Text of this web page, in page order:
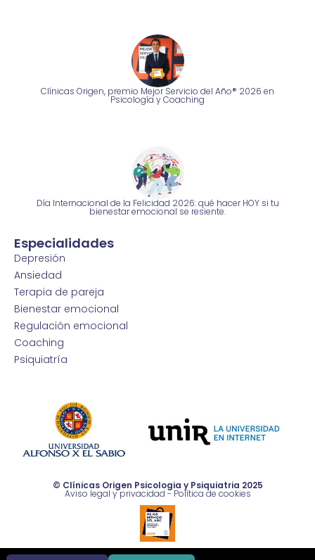
Clínicas Origen, premio Mejor Servicio del Año® 2026 en
Psicología y Coaching
Día Internacional de la Felicidad 2026: qué hacer HOY si tu
bienestar emocional se resiente.
Especialidades
Depresión
Ansiedad
Terapia de pareja
Bienestar emocional
Regulación emocional
Coaching
Psiquiatría
© Clínicas Origen Psicologia y Psiquiatria 2025
Aviso legal y privacidad -Política de cookies